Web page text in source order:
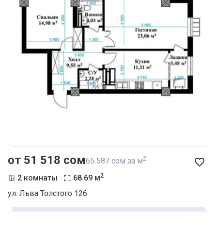
от ‍51 518 сом‍65 587 сом за м2
2 комнаты 68.69 м2
ул. Льва Толстого 126